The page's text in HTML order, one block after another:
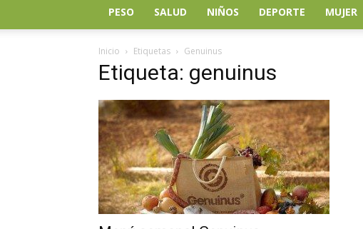
PESO SALUD NIÑOS DEPORTE MUJER
Inicio Etiquetas Genuinus
Etiqueta: genuinus